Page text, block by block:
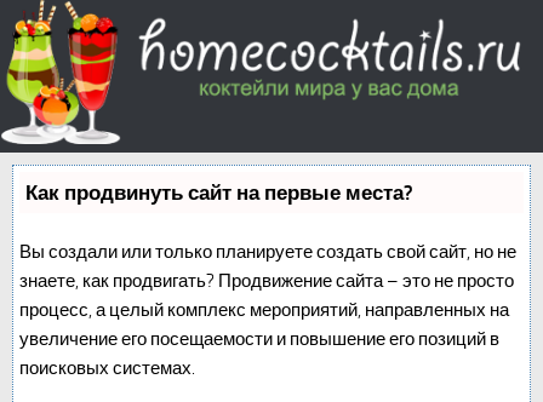
Как продвинуть сайт на первые места?
Вы создали или только планируете создать свой сайт, но не
знаете, как продвигать? Продвижение сайта – это не просто
процесс, а целый комплекс мероприятий, направленных на
увеличение его посещаемости и повышение его позиций в
поисковых системах.